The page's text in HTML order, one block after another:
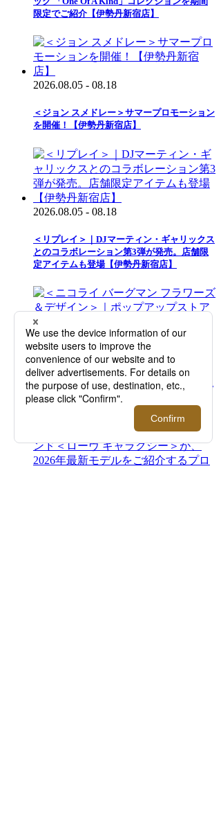
限定でご紹介【伊勢丹新宿店】
2026.08.05 - 08.18
＜ジョン スメドレー＞サマープロモーション
を開催！【伊勢丹新宿店】
2026.08.05 - 08.18
＜リプレイ＞｜DJマーティン・ギャリックス
とのコラボレーション第3弾が発売。店舗限
定アイテムも登場【伊勢丹新宿店】
2026.08.05 - 08.18
＜ニコライ バーグマン フラワーズ＆デザイ
ン＞｜ポップアップストアが期間限定オープ
ン！【伊勢丹新宿店】